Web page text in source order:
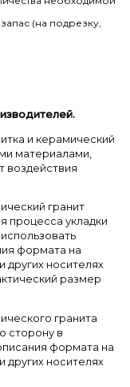
(на подрезку,
и керамический
материалами,
воздействия
гранит
процесса укладки
формата на
других носителях
размер
гранита
сторону в
формата на
других носителях